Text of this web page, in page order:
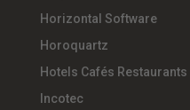
Horizontal Software
Horoquartz
Hotels Cafés Restaurants
Incotec